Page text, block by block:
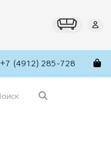
+7 (4912) 285-728